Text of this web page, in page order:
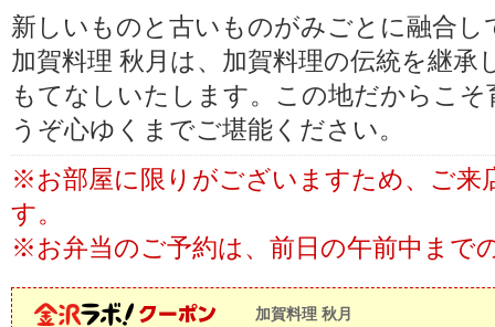
新しいものと古いものがみごとに融合
加賀料理 秋月は、加賀料理の伝統を継
もてなしいたします。この地だからこ
うぞ心ゆくまでご堪能ください。
※お部屋に限りがございますため、ご来
す。
※お弁当のご予約は、前日の午前中まで
加賀料理 秋月